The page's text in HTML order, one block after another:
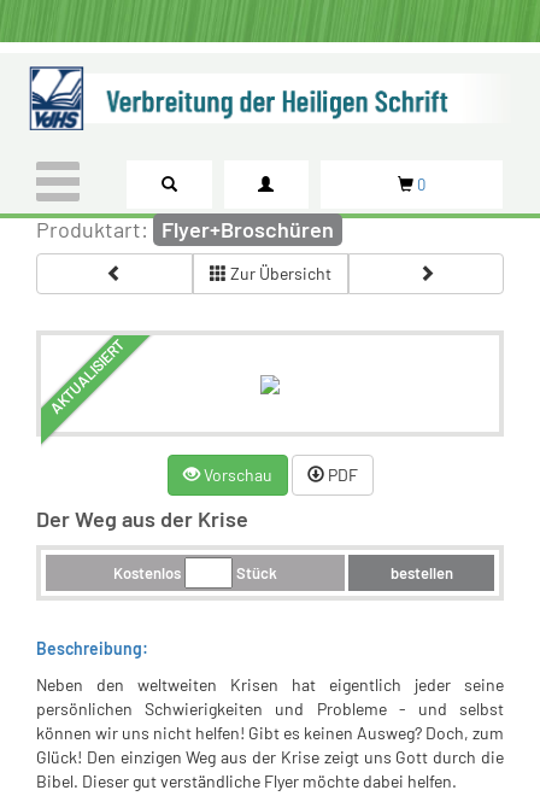
0
Produktart: Flyer+Broschüren
Zur Übersicht
AKTUALISIERT
Vorschau PDF
Der Weg aus der Krise
Kostenlos Stück bestellen
Beschreibung:
Neben den weltweiten Krisen hat eigentlich jeder seine
persönlichen Schwierigkeiten und Probleme - und selbst
können wir uns nicht helfen! Gibt es keinen Ausweg? Doch, zum
Glück! Den einzigen Weg aus der Krise zeigt uns Gott durch die
Bibel. Dieser gut verständliche Flyer möchte dabei helfen.